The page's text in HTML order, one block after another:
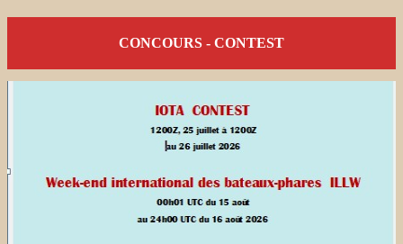
CONCOURS - CONTEST